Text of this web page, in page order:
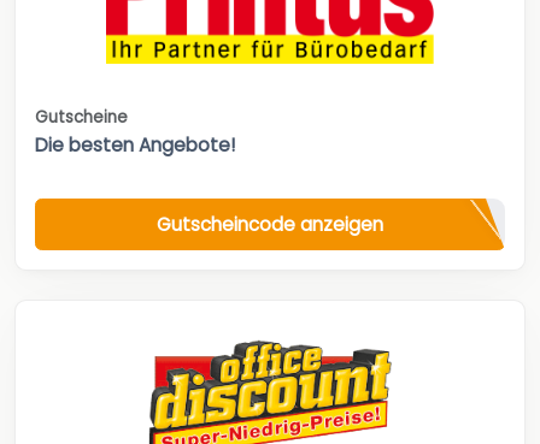
Gutscheine
Die besten Angebote!
Gutscheincode anzeigen